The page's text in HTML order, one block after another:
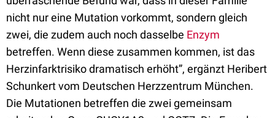
nicht nur eine Mutation vorkommt, sondern gleich
zwei, die zudem auch noch dasselbe Enzym
betreffen. Wenn diese zusammen kommen, ist das
Herzinfarktrisiko dramatisch erhöht”, ergänzt Heribert
Schunkert vom Deutschen Herzzentrum München.
Die Mutationen betreffen die zwei gemeinsam